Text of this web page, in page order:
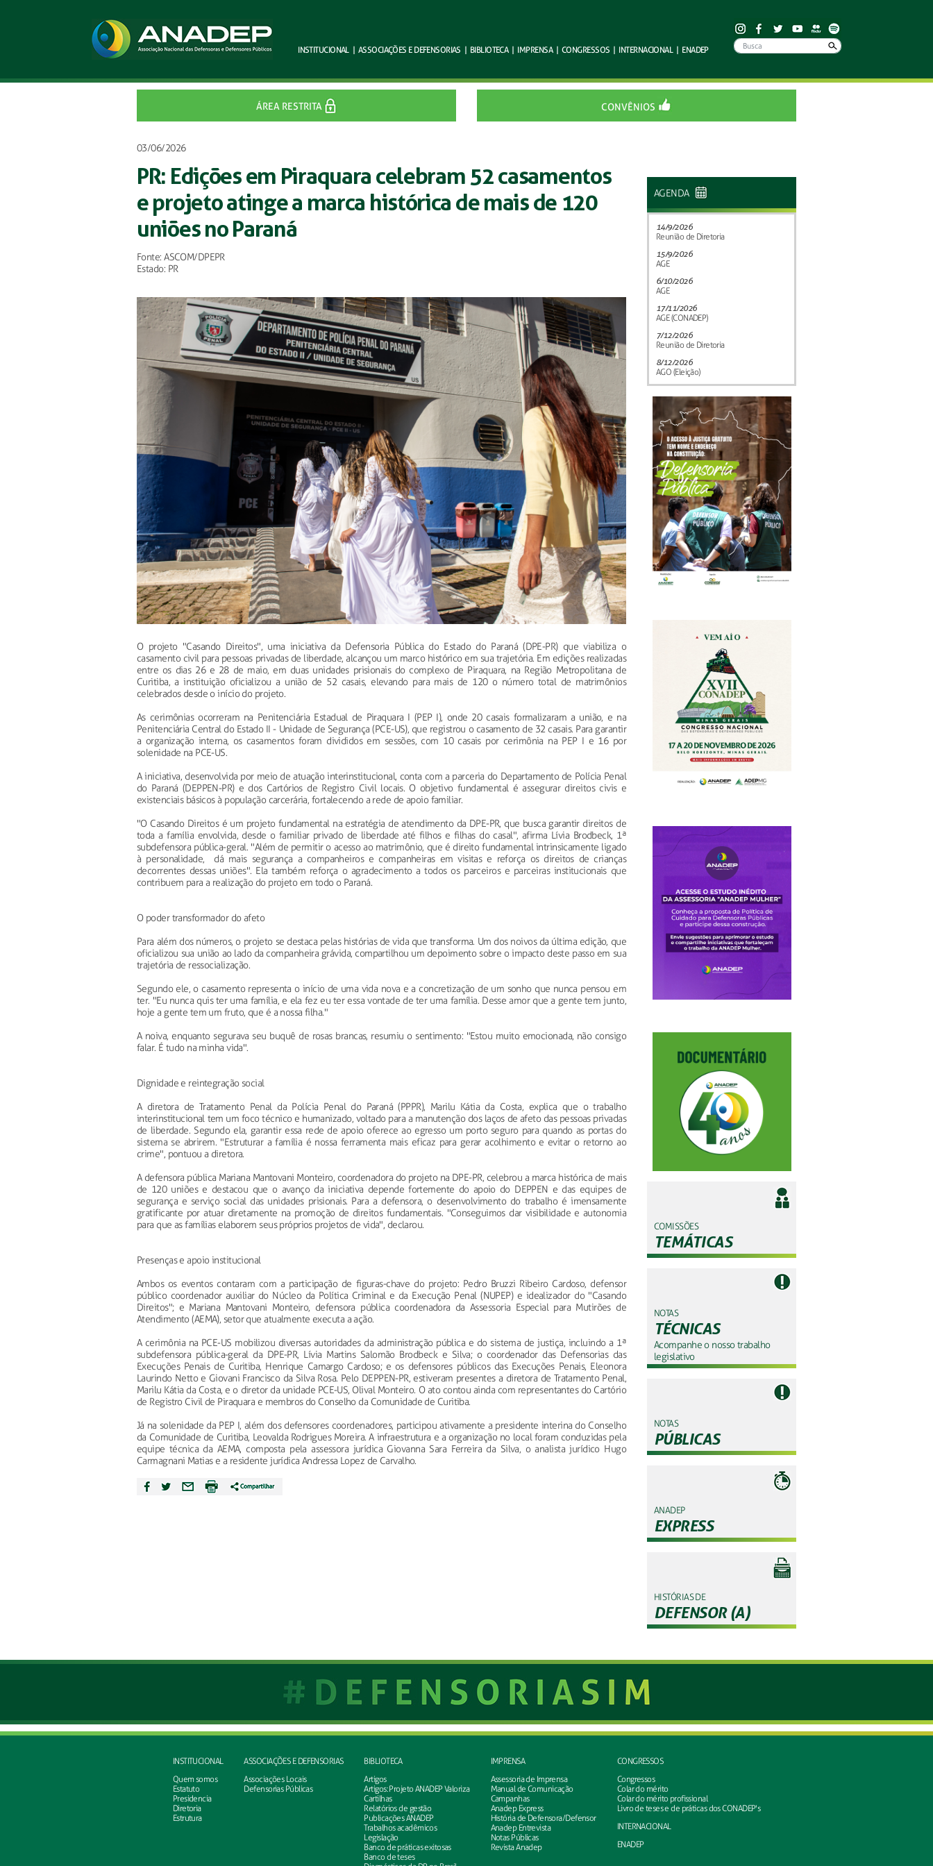
INSTITUCIONAL | ASSOCIAÇÕES EDEFENSORIAS | BIBLIOTECA | IMPRENSA | CONGRESSOS | INTERNACIONAL | ENADEP
ÁREA RESTRITA CONVÊNIOS
03/06/2026
PR: Edições em Piraquara celebram 52 casamentos
e projeto atinge a marca histórica de mais de 120
uniões no Paraná
Fonte: ASCOM/DPEPR
Estado: PR
O projeto "Casando Direitos", uma iniciativa da Defensoria Pública do Estado do Paraná (DPE-PR) que viabiliza o
casamento civil para pessoas privadas de liberdade, alcançou um marco histórico em sua trajetória. Em edições realizadas
entre os dias 26 e 28 de maio, em duas unidades prisionais do complexo de Piraquara, na Região Metropolitana de
Curitiba, a instituição oficializou a união de 52 casais, elevando para mais de 120 o número total de matrimônios
celebrados desde o início do projeto.
As cerimônias ocorreram na Penitenciária Estadual de Piraquara I (PEP I), onde 20 casais formalizaram a união, e na
Penitenciária Central do Estado II - Unidade de Segurança (PCE-US), que registrou o casamento de 32 casais. Para garantir
a organização interna, os casamentos foram divididos em sessões, com 10 casais por cerimônia na PEP I e 16 por
solenidade na PCE-US.
A iniciativa, desenvolvida por meio de atuação interinstitucional, conta com a parceria do Departamento de Polícia Penal
do Paraná (DEPPEN-PR) e dos Cartórios de Registro Civil locais. O objetivo fundamental é assegurar direitos civis e
existenciais básicos à população carcerária, fortalecendo a rede de apoio familiar.
"O Casando Direitos é um projeto fundamental na estratégia de atendimento da DPE-PR, que busca garantir direitos de
toda a família envolvida, desde o familiar privado de liberdade até filhos e filhas do casal", afirma Lívia Brodbeck, 1ª
subdefensora pública-geral. "Além de permitir o acesso ao matrimônio, que é direito fundamental intrinsicamente ligado
à personalidade, dá mais segurança a companheiros e companheiras em visitas e reforça os direitos de crianças
decorrentes dessas uniões". Ela também reforça o agradecimento a todos os parceiros e parceiras institucionais que
contribuem para a realização do projeto em todo o Paraná.
O poder transformador do afeto
Para além dos números, o projeto se destaca pelas histórias de vida que transforma. Um dos noivos da última edição, que
oficializou sua união ao lado da companheira grávida, compartilhou um depoimento sobre o impacto deste passo em sua
trajetória de ressocialização.
Segundo ele, o casamento representa o início de uma vida nova e a concretização de um sonho que nunca pensou em
ter. "Eu nunca quis ter uma família, e ela fez eu ter essa vontade de ter uma família. Desse amor que a gente tem junto,
hoje a gente tem um fruto, que é a nossa filha."
A noiva, enquanto segurava seu buquê de rosas brancas, resumiu o sentimento: "Estou muito emocionada, não consigo
falar. É tudo na minha vida".
Dignidade e reintegração social
A diretora de Tratamento Penal da Polícia Penal do Paraná (PPPR), Marilu Kátia da Costa, explica que o trabalho
interinstitucional tem um foco técnico e humanizado, voltado para a manutenção dos laços de afeto das pessoas privadas
de liberdade. Segundo ela, garantir essa rede de apoio oferece ao egresso um porto seguro para quando as portas do
sistema se abrirem. "Estruturar a família é nossa ferramenta mais eficaz para gerar acolhimento e evitar o retorno ao
crime", pontuou a diretora.
A defensora pública Mariana Mantovani Monteiro, coordenadora do projeto na DPE-PR, celebrou a marca histórica de mais
de 120 uniões e destacou que o avanço da iniciativa depende fortemente do apoio do DEPPEN e das equipes de
segurança e serviço social das unidades prisionais. Para a defensora, o desenvolvimento do trabalho é imensamente
gratificante por atuar diretamente na promoção de direitos fundamentais. "Conseguimos dar visibilidade e autonomia
para que as famílias elaborem seus próprios projetos de vida", declarou.
Presenças e apoio institucional
Ambos os eventos contaram com a participação de figuras-chave do projeto: Pedro Bruzzi Ribeiro Cardoso, defensor
público coordenador auxiliar do Núcleo da Política Criminal e da Execução Penal (NUPEP) e idealizador do "Casando
Direitos"; e Mariana Mantovani Monteiro, defensora pública coordenadora da Assessoria Especial para Mutirões de
Atendimento (AEMA), setor que atualmente executa a ação.
A cerimônia na PCE-US mobilizou diversas autoridades da administração pública e do sistema de justiça, incluindo a 1ª
subdefensora pública-geral da DPE-PR, Lívia Martins Salomão Brodbeck e Silva; o coordenador das Defensorias das
Execuções Penais de Curitiba, Henrique Camargo Cardoso; e os defensores públicos das Execuções Penais, Eleonora
Laurindo Netto e Giovani Francisco da Silva Rosa. Pelo DEPPEN-PR, estiveram presentes a diretora de Tratamento Penal,
Marilu Kátia da Costa, e o diretor da unidade PCE-US, Olival Monteiro. O ato contou ainda com representantes do Cartório
de Registro Civil de Piraquara e membros do Conselho da Comunidade de Curitiba.
Já na solenidade da PEP I, além dos defensores coordenadores, participou ativamente a presidente interina do Conselho
da Comunidade de Curitiba, Leovalda Rodrigues Moreira. A infraestrutura e a organização no local foram conduzidas pela
equipe técnica da AEMA, composta pela assessora jurídica Giovanna Sara Ferreira da Silva, o analista jurídico Hugo
Carmagnani Matias e a residente jurídica Andressa Lopez de Carvalho.
AGENDA
14/9/2026
Reunião de Diretoria
15/9/2026
AGE
6/10/2026
AGE
17/11/2026
AGE (CONADEP)
7/12/2026
Reunião de Diretoria
8/12/2026
AGO (Eleição)
COMISSÕES
TEMÁTICAS
NOTAS
TÉCNICAS
Acompanhe o nosso trabalho
legislativo
NOTAS
PÚBLICAS
ANADEP
EXPRESS
HISTÓRIAS DE
DEFENSOR (A)
INSTITUCIONAL
Quem somos
Estatuto
Presidencia
Diretoria
Estrutura
ASSOCIAÇÕES E DEFENSORIAS
Associações Locais
Defensorias Públicas
BIBLIOTECA
Artigos
Artigos: Projeto ANADEP Valoriza
Cartilhas
Relatórios de gestão
Publicações ANADEP
Trabalhos acadêmicos
Legislação
Banco de práticas exitosas
Banco de teses
IMPRENSA
Assessoria de Imprensa
Manual de Comunicação
Campanhas
Anadep Express
História de Defensora/Defensor
Anadep Entrevista
Notas Públicas
Revista Anadep
CONGRESSOS
Congressos
Colar do mérito
Colar do mérito profissional
Livro de teses e de práticas dos CONADEP's
INTERNACIONAL
ENADEP